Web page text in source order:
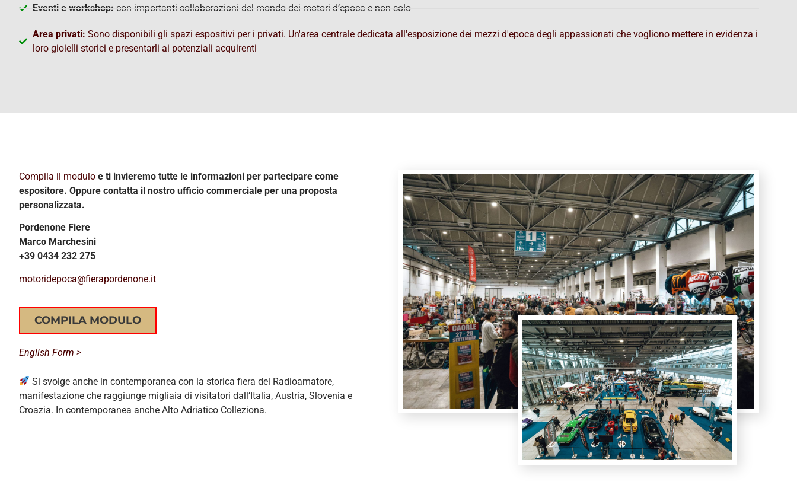
Eventi e workshop: con importanti collaborazioni del mondo dei motori d’epoca e non solo
Area privati: Sono disponibili gli spazi espositivi per i privati. Un'area centrale dedicata all'esposizione dei mezzi d'epoca degli appassionati che vogliono mettere in evidenza i
loro gioielli storici e presentarli ai potenziali acquirenti
Compila il modulo e ti invieremo tutte le informazioni per partecipare come
espositore. Oppure contatta il nostro ufficio commerciale per una proposta
personalizzata.
Pordenone Fiere
Marco Marchesini
+39 0434 232 275
motoridepoca@fierapordenone.it
COMPILA MODULO
English Form >
Si svolge anche in contemporanea con la storica fiera del Radioamatore,
manifestazione che raggiunge migliaia di visitatori dall’Italia, Austria, Slovenia e
Croazia. In contemporanea anche Alto Adriatico Colleziona.